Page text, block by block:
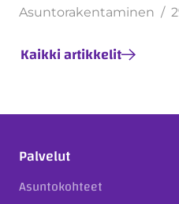
Asuntorakentaminen
Kaikki artikkelit
Palvelut
Asuntokohteet